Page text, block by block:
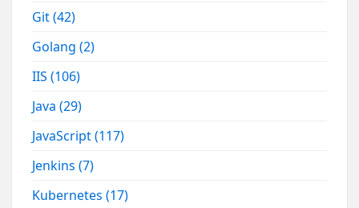
Git(42)
Golang(2)
IIS(106)
Java(29)
JavaScript(117)
Jenkins(7)
Kubernetes(17)